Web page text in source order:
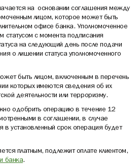
на основании соглашения между
лицом, которое может быть
офисе банка. Уполномоченное
статусом с момента подписания
на следующий день после подачи
о лишении статуса уполномоченного
быть лицом, включенным в перечень
которых имеются сведения об их
деятельности или терроризму.
одобрить операцию в течение 12
в соглашении, в случае
в установленный срок операция будет
платным, подлежит оплате клиентом,
банка.